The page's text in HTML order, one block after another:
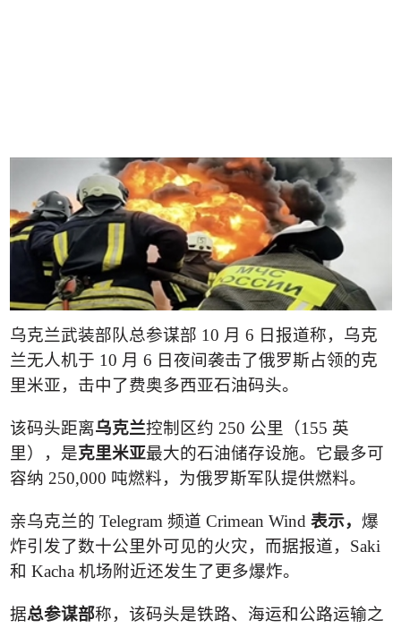
乌克兰武装部队总参谋部 10 月 6 日报道称，乌克
兰无人机于 10 月 6 日夜间袭击了俄罗斯占领的克
里米亚，击中了费奥多西亚石油码头。
该码头距离乌克兰控制区约 250 公里（155 英
里），是克里米亚最大的石油储存设施。它最多可
容纳 250,000 吨燃料，为俄罗斯军队提供燃料。
亲乌克兰的 Telegram 频道 Crimean Wind 表示， 爆
炸引发了数十公里外可见的火灾，而据报道， Saki
和 Kacha 机场附近还发生了更多爆炸。
据总参谋部称，该码头是铁路、海运和公路运输之